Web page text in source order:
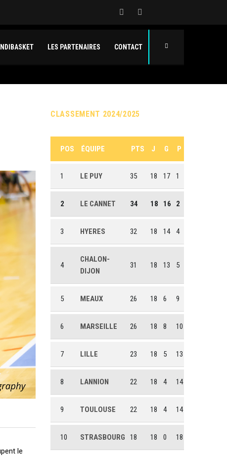
LES PARTENAIRES CONTACT
le
CLASSEMENT 2024/2025
POS ÉQUIPE PTS J G P
1 LE PUY 35 18 17 1
2 LE CANNET 34 18 16 2
3 HYERES 32 18 14 4
4
CHALON-
DIJON
31 18 13 5
5 MEAUX 26 18 6 9
6 MARSEILLE 26 18 8 10
7 LILLE 23 18 5 13
8 LANNION 22 18 4 14
9 TOULOUSE 22 18 4 14
10 STRASBOURG 18 18 0 18